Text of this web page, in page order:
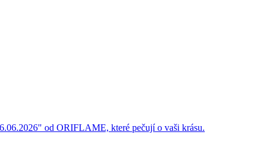
od ORIFLAME, které pečují o vaši krásu.